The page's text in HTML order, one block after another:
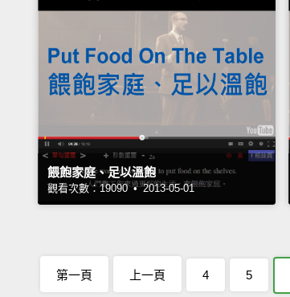
餵飽家庭、足以溫飽
觀看次數：19090 • 2013-05-01
第一頁 上一頁 4 5